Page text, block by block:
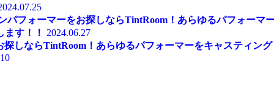
パフォーマーをお探しならTintRoom！あらゆるパフォーマ
ます！！
2024.06.27
探しならTintRoom！あらゆるパフォーマーをキャスティン